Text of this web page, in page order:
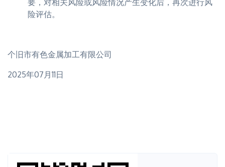
要，对相关风险或风险情况产生变化后，再次进行风
险评估。
个旧市有色金属加工有限公司
2025年07月11日